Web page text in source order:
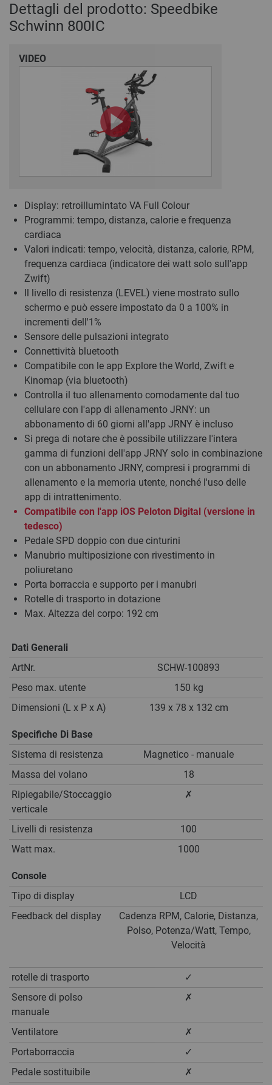
Dettagli del prodotto: Speedbike
Schwinn 800IC
VIDEO
Display: retroillumintato VA Full Colour
Programmi: tempo, distanza, calorie e frequenza
cardiaca
Valori indicati: tempo, velocità, distanza, calorie, RPM,
frequenza cardiaca (indicatore dei watt solo sull'app
Zwift)
Il livello di resistenza (LEVEL) viene mostrato sullo
schermo e può essere impostato da 0 a 100% in
incrementi dell'1%
Sensore delle pulsazioni integrato
Connettività bluetooth
Compatibile con le app Explore the World, Zwift e
Kinomap (via bluetooth)
Controlla il tuo allenamento comodamente dal tuo
cellulare con l'app di allenamento JRNY: un
abbonamento di 60 giorni all'app JRNY è incluso
Si prega di notare che è possibile utilizzare l'intera
gamma di funzioni dell'app JRNY solo in combinazione
con un abbonamento JRNY, compresi i programmi di
allenamento e la memoria utente, nonché l'uso delle
app di intrattenimento.
Compatibile con l'app iOS Peloton Digital (versione in
tedesco)
Pedale SPD doppio con due cinturini
Manubrio multiposizione con rivestimento in
poliuretano
Porta borraccia e supporto per i manubri
Rotelle di trasporto in dotazione
Max. Altezza del corpo: 192 cm
Dati Generali
ArtNr.
SCHW-100893
Peso max. utente
150 kg
Dimensioni (L x P x A)
139 x 78 x 132 cm
Specifiche Di Base
Sistema di resistenza
Magnetico - manuale
Massa del volano
18
Ripiegabile/Stoccaggio
verticale
✗
Livelli di resistenza
100
Watt max.
1000
Console
Tipo di display
LCD
Feedback del display
Cadenza RPM, Calorie, Distanza,
Polso, Potenza/Watt, Tempo,
Velocità
rotelle di trasporto
✓
Sensore di polso
manuale
✗
Ventilatore
✗
Portaborraccia
✓
Pedale sostituibile
✗